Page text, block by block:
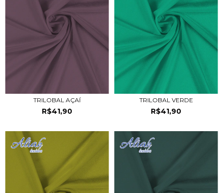
TRILOBAL AÇAÍ
R$41,90
TRILOBAL VERDE
R$41,90